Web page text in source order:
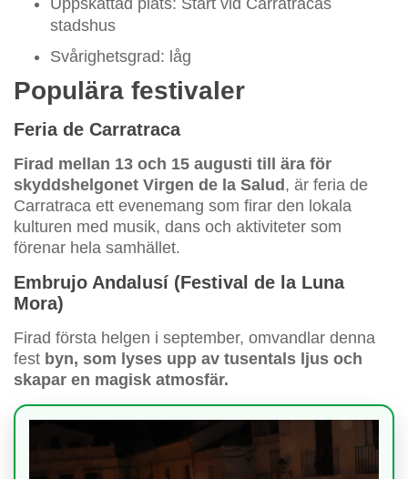
stadshus
Svårighetsgrad: låg
Populära festivaler
Feria de Carratraca
Firad mellan 13 och 15 augusti till ära för
skyddshelgonet Virgen de la Salud, är feria de
Carratraca ett evenemang som firar den lokala
kulturen med musik, dans och aktiviteter som
förenar hela samhället.
Embrujo Andalusí (Festival de la Luna
Mora)
Firad första helgen i september, omvandlar denna
fest byn, som lyses upp av tusentals ljus och
skapar en magisk atmosfär.